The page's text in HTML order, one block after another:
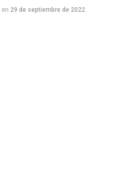
en 29 de septiembre de 2022